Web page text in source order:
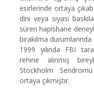
esirlerinde ortaya
dini veya siyasi
süren hapishane
bırakılma
1999 yılında FBI
rehine alınmış
Stockholm
ortaya çıkmıştır.